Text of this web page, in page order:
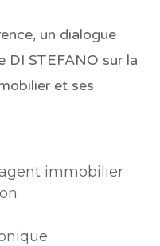
un dialogue
DI STEFANO sur la
et ses
immobilier